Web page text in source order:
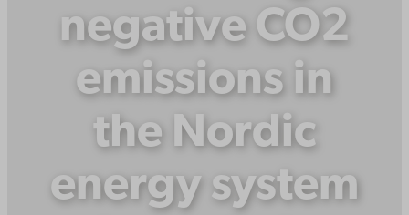
negative CO2
emissions in
the Nordic
energy system